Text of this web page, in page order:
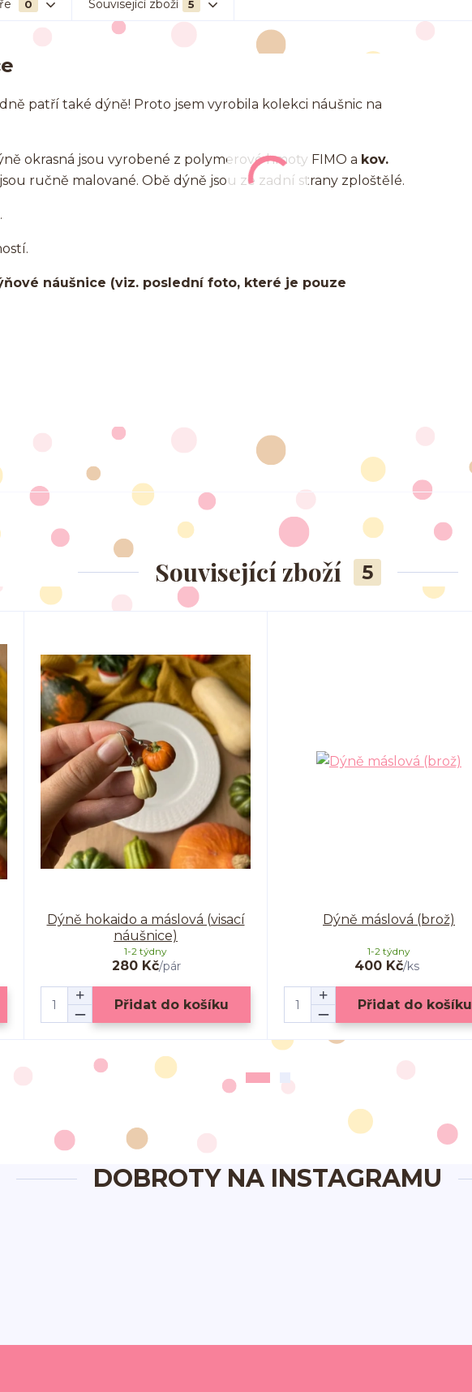
0 Související zboží 5
patří také dýně! Proto jsem vyrobila kolekci náušnic na
okrasná jsou vyrobené z polymerové hmoty FIMO a kov.
ručně malované. Obě dýně jsou ze zadní strany zploštělé.
náušnice (viz. poslední foto, které je pouze
Související zboží 5
Dýně hokaido a máslová (visací
náušnice)
280 Kč/pár
1-2 týdny
Přidat do košíku
Dýně máslová (brož)
400 Kč/ks
1-2 týdny
Přidat do košíku
DOBROTY NA INSTAGRAMU